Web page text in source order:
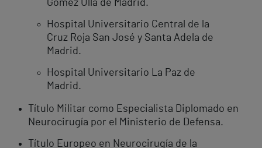
Gómez Ulla de Madrid.
Hospital Universitario Central de la
Cruz Roja San José y Santa Adela de
Madrid.
Hospital Universitario La Paz de
Madrid.
Título Militar como Especialista Diplomado en
Neurocirugía por el Ministerio de Defensa.
Título Europeo en Neurocirugía de la